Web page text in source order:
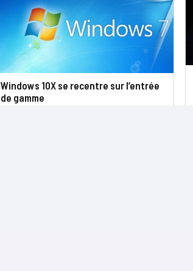
Windows 10X se recentre sur l’entrée
de gamme